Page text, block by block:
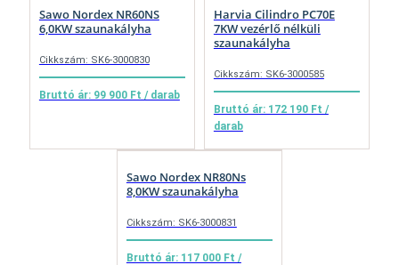
Sawo Nordex NR60NS
6,0KW szaunakályha
Cikkszám: SK6-3000830
Bruttó ár: 99 900 Ft / darab
Harvia Cilindro PC70E
7KW vezérlő nélküli
szaunakályha
Cikkszám: SK6-3000585
Bruttó ár: 172 190 Ft /
darab
Sawo Nordex NR80Ns
8,0KW szaunakályha
Cikkszám: SK6-3000831
Bruttó ár: 117 000 Ft /